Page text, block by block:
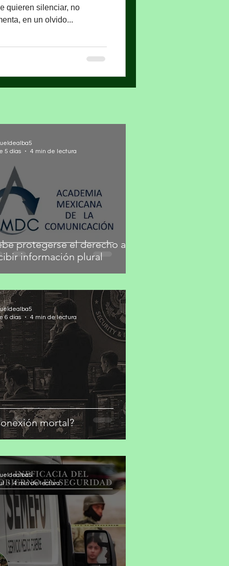
quieren silenciar, no
en un olvido...
protegerse el derecho a
información plural
5 días
4 min de lectura
mortal?
6 días
4 min de lectura
4 min de lectura